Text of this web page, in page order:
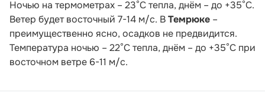
Ночью на термометрах – 23°С тепла, днём – до +35°С.
Ветер будет восточный 7-14 м/с. ВТемрюке –
преимущественно ясно, осадков не предвидится.
Температура ночью – 22°С тепла, днём – до +35°С при
восточном ветре 6-11 м/с.